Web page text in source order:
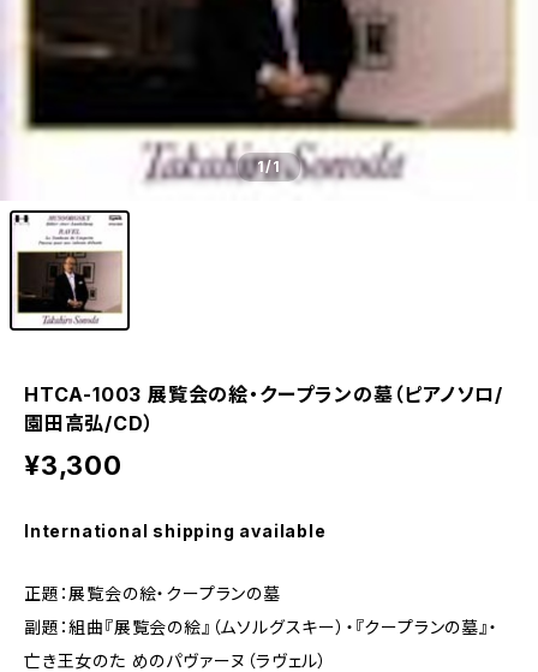
1/1
HTCA-1003 展覧会の絵・クープランの墓（ピアノソロ/
園田高弘/CD）
¥3,300
International shipping available
正題：展覧会の絵・クープランの墓
副題：組曲『展覧会の絵』（ムソルグスキー）・『クープランの墓』・
亡き王女のた めのパヴァーヌ（ラヴェル）